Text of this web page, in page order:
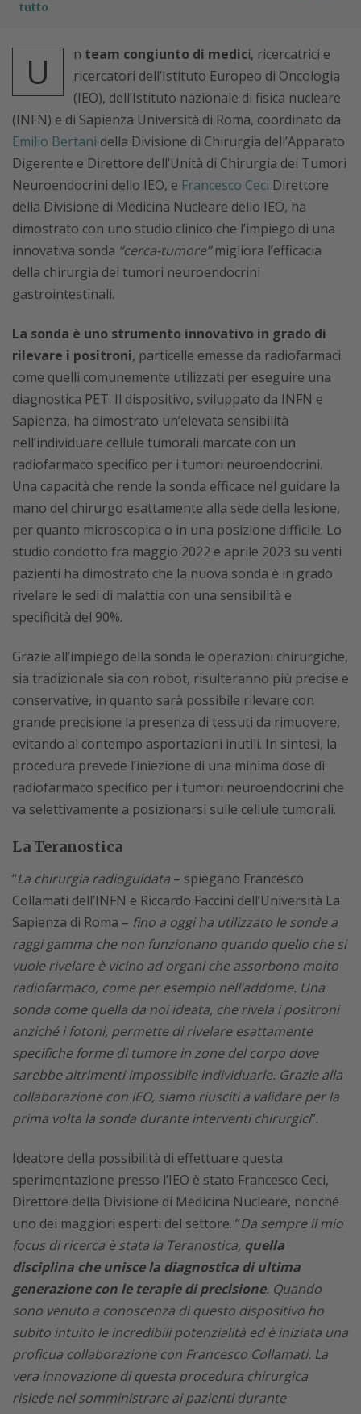
tutto
U n team congiunto di medici, ricercatrici e
ricercatori dell’Istituto Europeo di Oncologia
(IEO), dell’Istituto nazionale di fisica nucleare
(INFN) e di Sapienza Università di Roma, coordinato da
Emilio Bertani della Divisione di Chirurgia dell’Apparato
Digerente e Direttore dell’Unità di Chirurgia dei Tumori
Neuroendocrini dello IEO, e Francesco Ceci Direttore
della Divisione di Medicina Nucleare dello IEO, ha
dimostrato con uno studio clinico che l’impiego di una
innovativa sonda “cerca-tumore”migliora l’efficacia
della chirurgia dei tumori neuroendocrini
gastrointestinali.
La sonda è uno strumento innovativo in grado di
rilevare i positroni, particelle emesse da radiofarmaci
come quelli comunemente utilizzati per eseguire una
diagnostica PET. Il dispositivo, sviluppato da INFN e
Sapienza, ha dimostrato un’elevata sensibilità
nell’individuare cellule tumorali marcate con un
radiofarmaco specifico per i tumori neuroendocrini.
Una capacità che rende la sonda efficace nel guidare la
mano del chirurgo esattamente alla sede della lesione,
per quanto microscopica o in una posizione difficile. Lo
studio condotto fra maggio 2022 e aprile 2023 su venti
pazienti ha dimostrato che la nuova sonda è in grado
rivelare le sedi di malattia con una sensibilità e
specificità del 90%.
Grazie all’impiego della sonda le operazioni chirurgiche,
sia tradizionale sia con robot, risulteranno più precise e
conservative, in quanto sarà possibile rilevare con
grande precisione la presenza di tessuti da rimuovere,
evitando al contempo asportazioni inutili. In sintesi, la
procedura prevede l’iniezione di una minima dose di
radiofarmaco specifico per i tumori neuroendocrini che
va selettivamente a posizionarsi sulle cellule tumorali.
La Teranostica
“La chirurgia radioguidata – spiegano Francesco
Collamati dell’INFN e Riccardo Faccini dell’Università La
Sapienza di Roma – fino a oggi ha utilizzato le sonde a
raggi gamma che non funzionano quando quello che si
vuole rivelare è vicino ad organi che assorbono molto
radiofarmaco, come per esempio nell’addome. Una
sonda come quella da noi ideata, che rivela i positroni
anziché i fotoni, permette di rivelare esattamente
specifiche forme di tumore in zone del corpo dove
sarebbe altrimenti impossibile individuarle. Grazie alla
collaborazione con IEO, siamo riusciti a validare per la
prima volta la sonda durante interventi chirurgici”.
Ideatore della possibilità di effettuare questa
sperimentazione presso l’IEO è stato Francesco Ceci,
Direttore della Divisione di Medicina Nucleare, nonché
uno dei maggiori esperti del settore. “Da sempre il mio
focus di ricerca è stata la Teranostica, quella
disciplina che unisce la diagnostica di ultima
generazione con le terapie di precisione. Quando
sono venuto a conoscenza di questo dispositivo ho
subito intuito le incredibili potenzialità ed è iniziata una
proficua collaborazione con Francesco Collamati. La
vera innovazione di questa procedura chirurgica
risiede nel somministrare ai pazienti durante